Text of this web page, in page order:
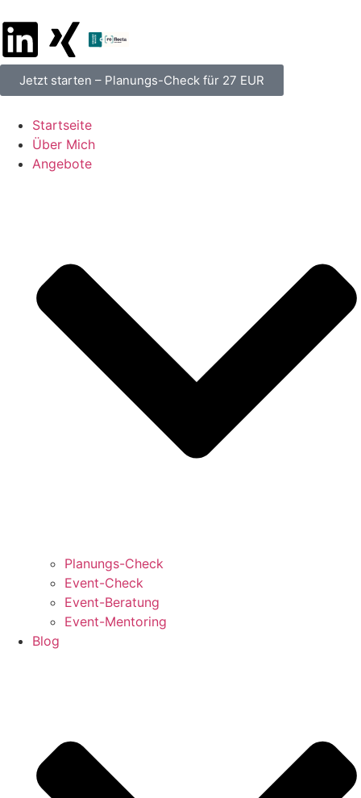
Jetzt starten – Planungs-Check für 27 EUR
Startseite
Über Mich
Angebote
Planungs-Check
Event-Check
Event-Beratung
Event-Mentoring
Blog